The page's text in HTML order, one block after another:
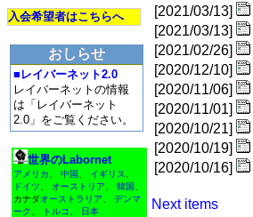
入会希望者はこちらへ
おしらせ
■レイバーネット2.0
レイバーネットの情報
は「レイバーネット
2.0」をご覧ください。
世界のLabornet
アメリカ 中国 イギリス
ドイツ
オーストリア 韓国
カナダオーストラリア
デンマ
ーク
トルコ 日本
[2021/03/13]
[2021/03/13]
[2021/02/26]
[2020/12/10]
[2020/11/06]
[2020/11/01]
[2020/10/21]
[2020/10/19]
[2020/10/16]
Next items